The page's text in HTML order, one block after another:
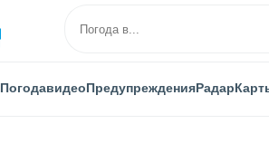
ПогодавидеоПредупрежденияРадар